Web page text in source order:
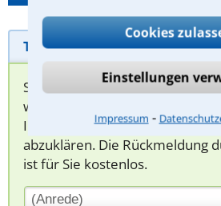
Cookies
Einstellungen
Impressum ⁃
Telefonhilfe
Sie können hier Ihren Fall
werden sich spezialisierte
Ihnen melden, um das weitere
abzuklären. Die Rückmeldung
ist für Sie kostenlos.
(Anrede)